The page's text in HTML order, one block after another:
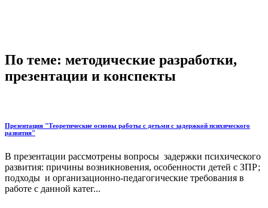
По теме: методические разработки,
презентации и конспекты
Презентация "Теоретические основы работы с детьми с задержкой психического
развития"
В презентации рассмотрены вопросы задержки психического
развития: причины возникновения, особенности детей с ЗПР;
подходы и организационно-педагогические требования в
работе с данной катег...